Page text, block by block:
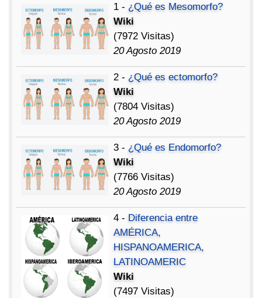
1 - ¿Qué es Mesomorfo?
Wiki
(7972 Visitas)
20 Agosto 2019
2 - ¿Qué es ectomorfo?
Wiki
(7804 Visitas)
20 Agosto 2019
3 - ¿Qué es Endomorfo?
Wiki
(7766 Visitas)
20 Agosto 2019
4 - Diferencia entre
AMÉRICA,
HISPANOAMERICA,
LATINOAMERIC
Wiki
(7497 Visitas)